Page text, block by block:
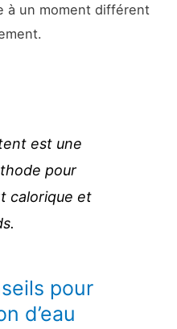
à un moment différent
est une
pour
calorique et
pour
d’eau